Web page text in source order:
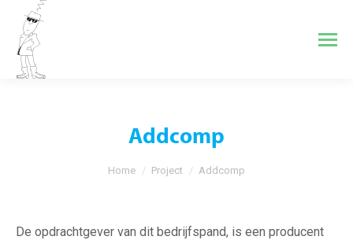
Addcomp
Je bent hier:
Home Project Addcomp
De opdrachtgever van dit bedrijfspand, is een producent